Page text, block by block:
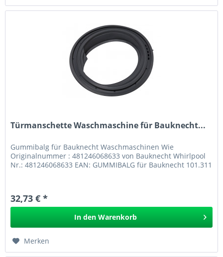
Türmanschette Waschmaschine für Bauknecht...
Gummibalg für Bauknecht Waschmaschinen Wie
Originalnummer : 481246068633 von Bauknecht Whirlpool
Nr.: 481246068633 EAN: GUMMIBALG für Bauknecht 101.311
32,73 € *
In den Warenkorb
Merken